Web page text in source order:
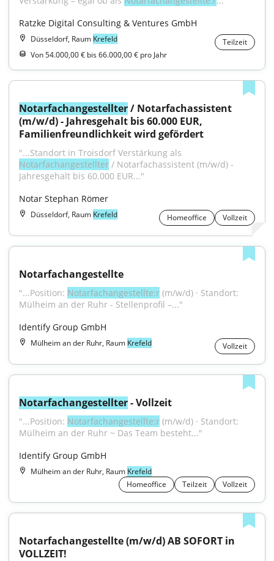
Ratzke Digital Consulting & Ventures GmbH
Düsseldorf, Raum Krefeld
Teilzeit
Von 54.000,00 € bis 66.000,00 € pro Jahr
Notarfachangestellter / Notarfachassistent
(m/w/d) - Jahresgehalt bis 60.000 EUR,
Familienfreundlichkeit wird gefördert
Notarfachangestellter / Notarfachassistent (m/w/d) -
Jahresgehalt bis 60.000 EUR..."
Notar Stephan Römer
Düsseldorf, Raum Krefeld Homeoffice Vollzeit
Notarfachangestellte
"...Position: Notarfachangestellte:r (m/w/d) · Standort:
Mülheim an der Ruhr - Stellenprofil –..."
Identify Group GmbH
Mülheim an der Ruhr, Raum Krefeld Vollzeit
Notarfachangestellter - Vollzeit
"...Position: Notarfachangestellte:r (m/w/d) · Standort:
Mülheim an der Ruhr ~ Das Team besteht..."
Identify Group GmbH
Mülheim an der Ruhr, Raum Krefeld
Homeoffice
Teilzeit Vollzeit
Notarfachangestellte (m/w/d) AB SOFORT in
VOLLZEIT!